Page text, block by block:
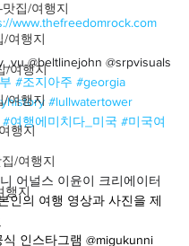
집/여행지
/여행지
/여행지
/여행지
행지
/여행지
행지
www.thefreedomrock.com
@beltlinejohn @srpvisuals
#조지아주 #georgia
#lullwatertower
#여행에미치다_미국 #미국여
어널스 이윤이 크리에이터
인의 여행 영상과 사진을 제
인스타그램 @migukunni